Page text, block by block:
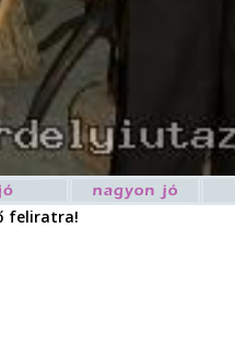
feliratra!